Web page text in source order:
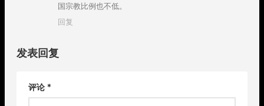
国宗教比例也不低。
回复
发表回复
评论 *